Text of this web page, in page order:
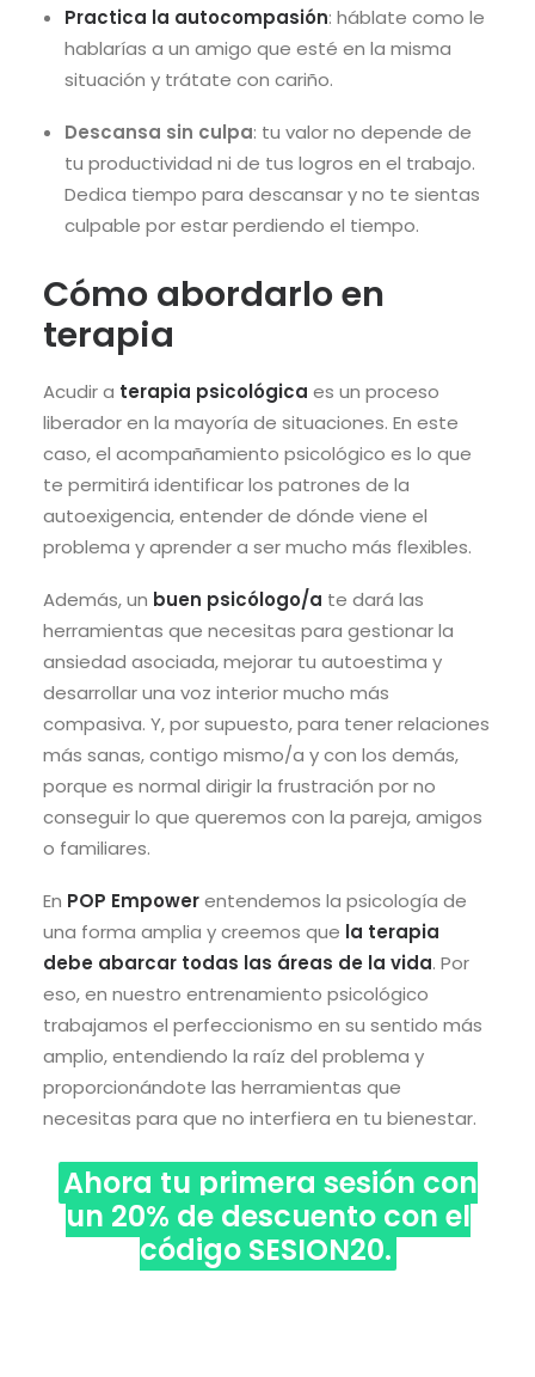
Practica la autocompasión: háblate como le
hablarías a un amigo que esté en la misma
situación y trátate con cariño.
Descansa sin culpa: tu valor no depende de
tu productividad ni de tus logros en el trabajo.
Dedica tiempo para descansar y no te sientas
culpable por estar perdiendo el tiempo.
Cómo abordarlo en
terapia
Acudir a terapia psicológica es un proceso
liberador en la mayoría de situaciones. En este
caso, el acompañamiento psicológico es lo que
te permitirá identificar los patrones de la
autoexigencia, entender de dónde viene el
problema y aprender a ser mucho más flexibles.
Además, un buen psicólogo/a te dará las
herramientas que necesitas para gestionar la
ansiedad asociada, mejorar tu autoestima y
desarrollar una voz interior mucho más
compasiva. Y, por supuesto, para tener relaciones
más sanas, contigo mismo/a y con los demás,
porque es normal dirigir la frustración por no
conseguir lo que queremos con la pareja, amigos
o familiares.
En POP Empowerentendemos la psicología de
una forma amplia y creemos que la terapia
debe abarcar todas las áreas de la vida. Por
eso, en nuestro entrenamiento psicológico
trabajamos el perfeccionismo en su sentido más
amplio, entendiendo la raíz del problema y
proporcionándote las herramientas que
necesitas para que no interfiera en tu bienestar.
Ahora tu primera sesión con
un 20% de descuento con el
código SESION20.